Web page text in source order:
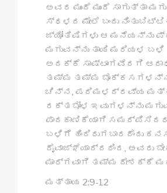
ಅವರ ಮುಂದೆ ಮುಂದೆ ಸಾಗುತ್ತಾ
ಸ್ಥಳದ ಮೇಲೆ ಬಂದು
ಜ್ಯೋತಿಷಿಗಳು ಆ ಮನೆಯನ್ನು
ಮಗುವನ್ನು ತಾಯಿ ಮರಿಯಳ ಬಳಿ
ಅದಕ್ಕೆ ಸಾಷ್ಟಾಂಗವೆರಗಿ
ತಮ್ಮ ತಮ್ಮ
ಚಿನ್ನ, ಪರಿಮಳದ್ರವ್ಯ
ರಕ್ತಬೋಳ ಇವುಗಳನ್ನು
ಪಾದಕಾಣಿಕೆಯಾಗಿ
ಬಳಿಗೆ ಹಿಂದಿರುಗಬಾರದೆಂದು
ದೈವಾಜ್ಞೆಯಾದ್ದರಿಂದ, ಅವರು
ಮಾರ್ಗವಾಗಿ ತಮ್ಮ ದೇಶಕ್ಕೆ
ಮತ್ತಾಯ 2:9-12